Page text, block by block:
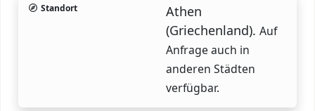
Standort
Athen
(Griechenland). Auf
Anfrage auch in
anderen Städten
verfügbar.